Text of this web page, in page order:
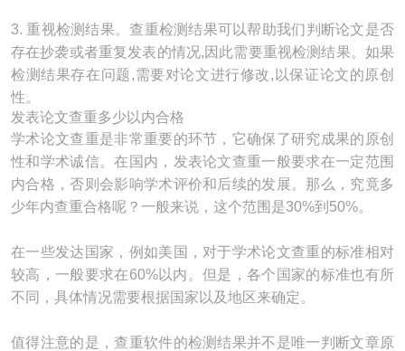
3. 重视检测结果。查重检测结果可以帮助我们判断论文是否
存在抄袭或者重复发表的情况,因此需要重视检测结果。如果
检测结果存在问题,需要对论文进行修改,以保证论文的原创
性。
发表论文查重多少以内合格
学术论文查重是非常重要的环节，它确保了研究成果的原创
性和学术诚信。在国内，发表论文查重一般要求在一定范围
内合格，否则会影响学术评价和后续的发展。那么，究竟多
少年内查重合格呢？一般来说，这个范围是30%到50%。
在一些发达国家，例如美国，对于学术论文查重的标准相对
较高，一般要求在60%以内。但是，各个国家的标准也有所
不同，具体情况需要根据国家以及地区来确定。
值得注意的是，查重软件的检测结果并不是唯一判断文章原